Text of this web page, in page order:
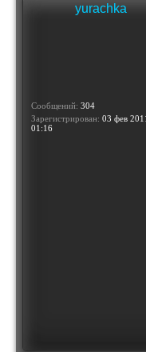
yurachka
Сообщений: 304
Зарегистрирован: 03 фев
01:16